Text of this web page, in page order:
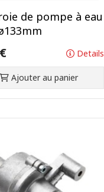
de pompe à eau
Details
Ajouter au panier